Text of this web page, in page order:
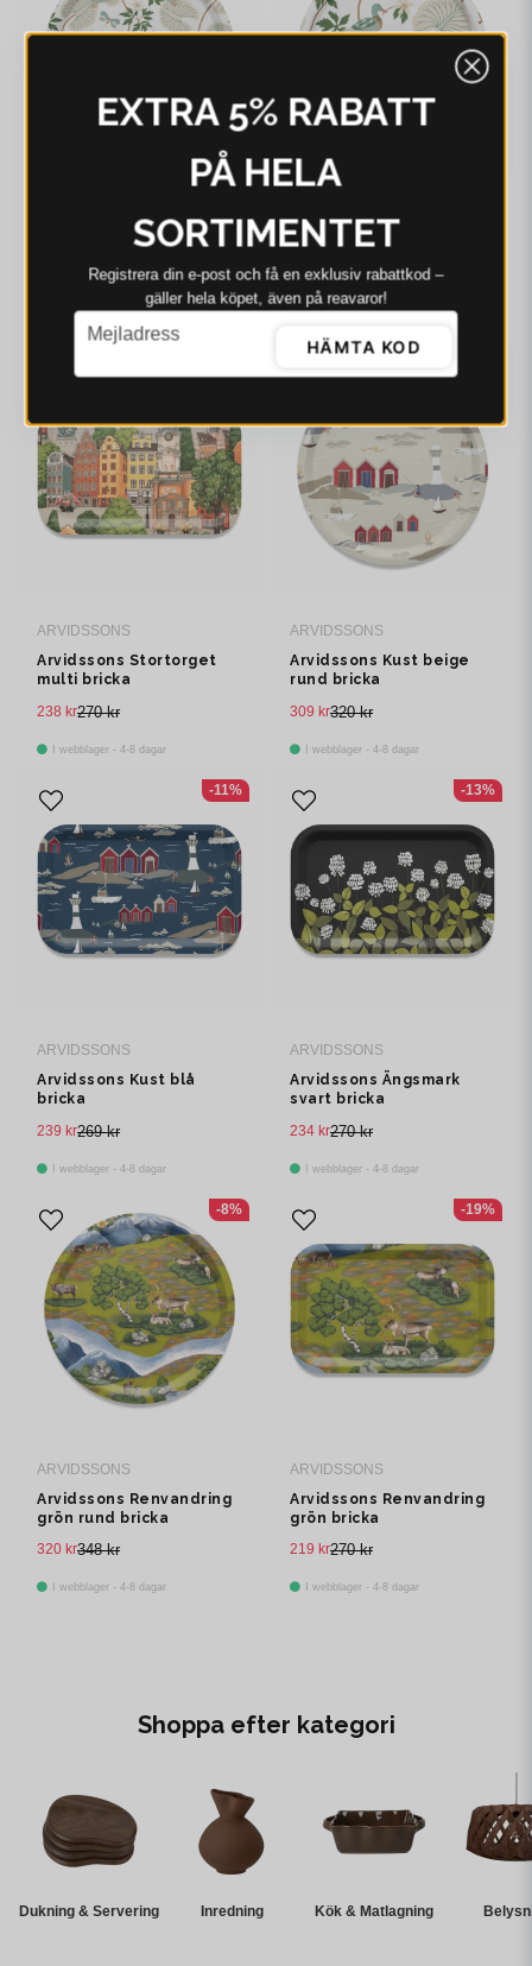
Arvidssons Kärrleken
bricka Ø38 cm
I webblager - 4-8 dagar
Arvidssons Kärrleken
bricka Ø31 cm
335 kr
ARVIDSSONS
Arvidssons Stortorget
multi bricka
270 kr
238 kr
I webblager - 4-8 dagar
ARVIDSSONS
Arvidssons Kust beige
rund bricka
320 kr
309 kr
I webblager - 4-8 dagar
ARVIDSSONS
Arvidssons Kust blå
bricka
269 kr
239 kr
I webblager - 4-8 dagar
-11%
ARVIDSSONS
Arvidssons Ängsmark
svart bricka
270 kr
234 kr
I webblager - 4-8 dagar
-13%
ARVIDSSONS
Arvidssons Renvandring
grön rund bricka
348 kr
320 kr
I webblager - 4-8 dagar
-8%
ARVIDSSONS
Arvidssons Renvandring
grön bricka
270 kr
219 kr
I webblager - 4-8 dagar
-19%
Shoppa efter kategori
Dukning & Servering Inredning Kök & Matlagning
EXTRA 5% RABATT
PÅ HELA
SORTIMENTET
Registrera din e‑post och få en exklusiv rabattkod –
gäller hela köpet, även på reavaror!
email
Mejladress
HÄMTA KOD